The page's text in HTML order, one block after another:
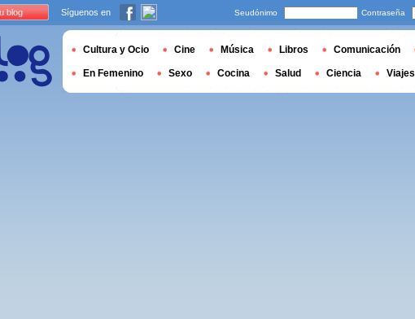
blog Síguenos en Seudónimo Contraseña
Cultura y Ocio Cine Música Libros Comunicación
En Femenino Sexo Cocina Salud Ciencia Viajes